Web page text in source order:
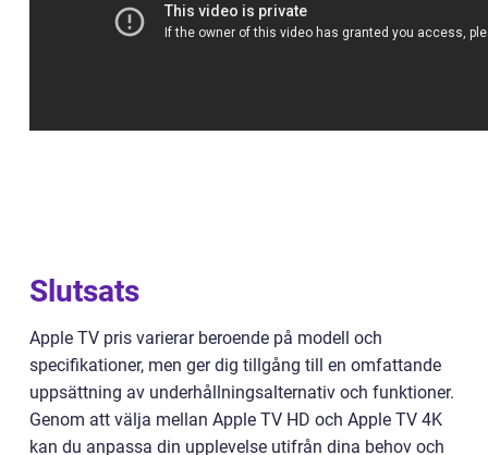
Slutsats
Apple TV pris varierar beroende på modell och
specifikationer, men ger dig tillgång till en omfattande
uppsättning av underhållningsalternativ och funktioner.
Genom att välja mellan Apple TV HD och Apple TV 4K
kan du anpassa din upplevelse utifrån dina behov och